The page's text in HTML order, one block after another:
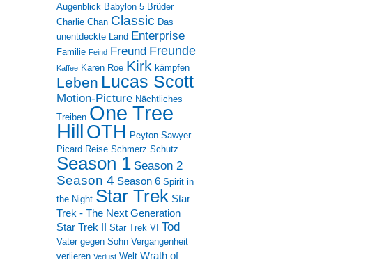
Augenblick Babylon 5 Brüder
Charlie Chan Classic Das
unentdeckte Land Enterprise
Familie Feind Freund Freunde
Kaffee Karen Roe Kirk kämpfen
Leben Lucas Scott
Motion-Picture Nächtliches
Treiben One Tree
Hill OTH Peyton Sawyer
Picard Reise Schmerz Schutz
Season 1 Season 2
Season 4 Season 6 Spirit in
the Night Star Trek Star
Trek - The Next Generation
Star Trek II Star Trek VI Tod
Vater gegen Sohn Vergangenheit
verlieren Verlust Welt Wrath of